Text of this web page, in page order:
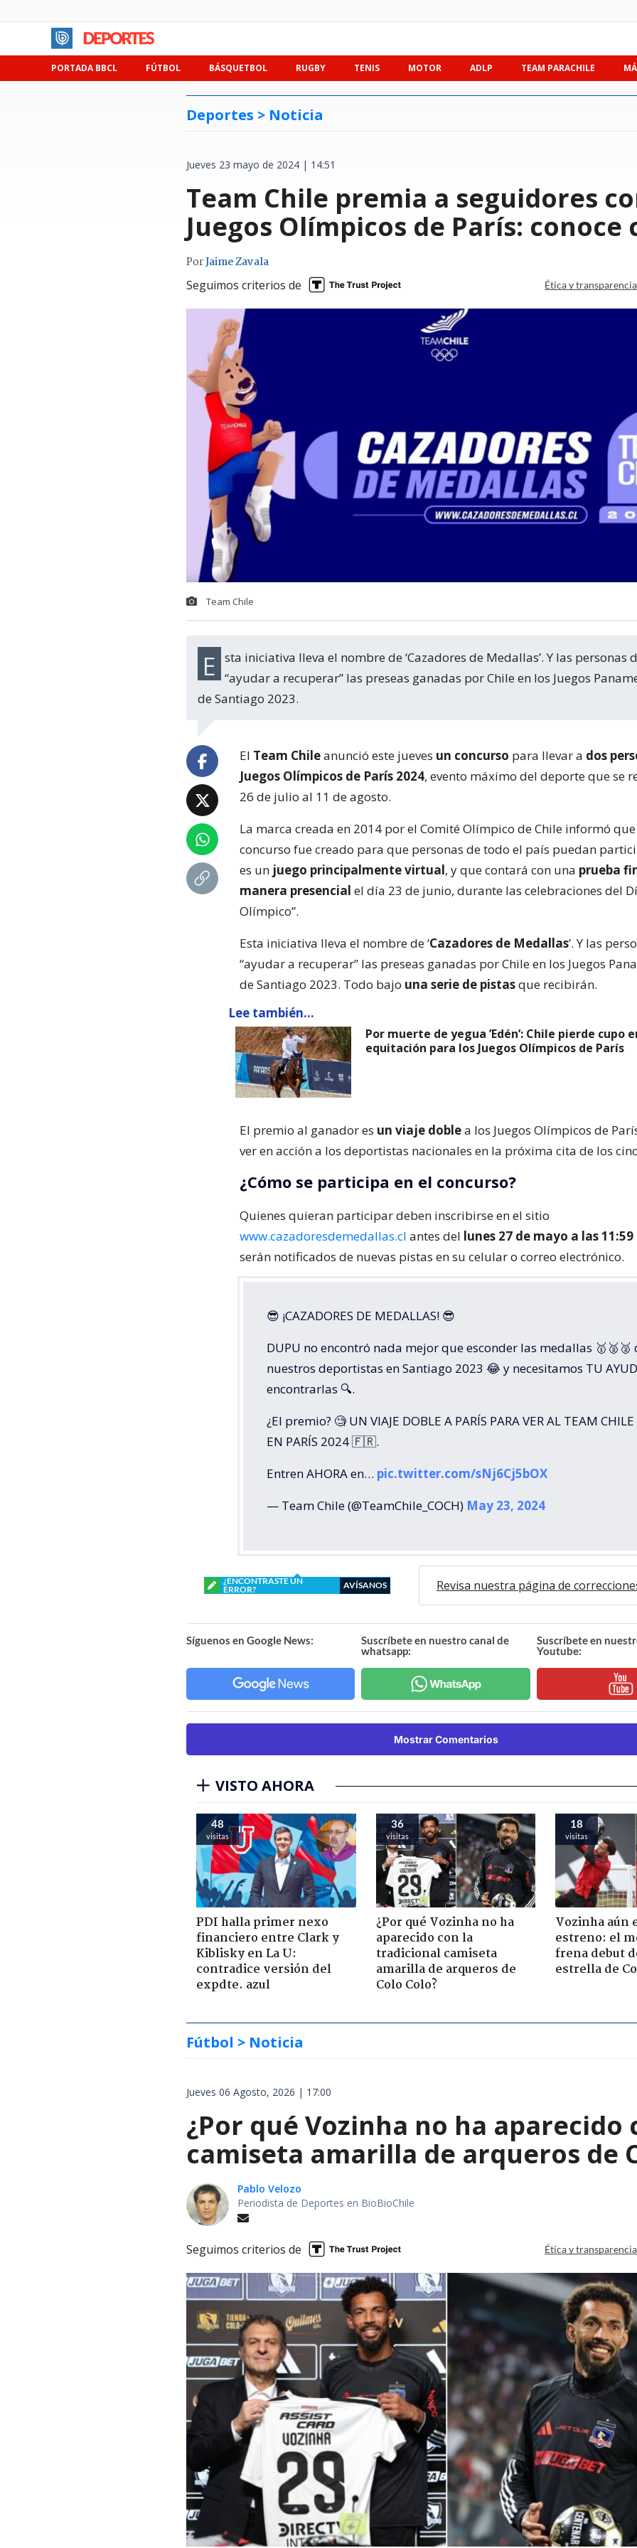
PORTADA BBCL FÚTBOL BÁSQUETBOL RUGBY TENIS MOTOR ADLP TEAM PARACHILE
Deportes > Noticia
Jueves 23 mayo de 2024 | 14:51
Team Chile premia a seguidores
Juegos Olímpicos de París:
PorJaime Zavala
Seguimos criterios de Ética y
Team Chile
Esta iniciativa lleva el nombre de ‘Cazadores de Medallas’. Y las personas deben
“ayudar a recuperar” las preseas ganadas por Chile en los Juegos
de Santiago 2023.
El Team Chileanunció este jueves un concurso para llevar a dos
Juegos Olímpicos de París 2024, evento máximo del deporte que se
26 de julio al 11 de agosto.
La marca creada en 2014 por el Comité Olímpico de Chile informó que
concurso fue creado para que personas de todo el país puedan
es un juego principalmente virtual, y que contará con una prueba
manera presencial el día 23 de junio, durante las celebraciones del
Olímpico”.
Esta iniciativa lleva el nombre de ‘Cazadores de Medallas’. Y las
“ayudar a recuperar” las preseas ganadas por Chile en los Juegos
de Santiago 2023. Todo bajo una serie de pistasque recibirán.
Lee también...
Por muerte de yegua ’Edén’: Chile pierde cupo
equitación para los Juegos Olímpicos de París
El premio al ganador es un viaje doblea los Juegos Olímpicos de
ver en acción a los deportistas nacionales en la próxima cita de los
¿Cómo se participa en el concurso?
Quienes quieran participar deben inscribirse en el sitio
www.cazadoresdemedallas.cl antes del lunes 27 de mayo a las
serán notificados de nuevas pistas en su celular o correo electrónico.
😎 ¡CAZADORES DE MEDALLAS! 😎
DUPU no encontró nada mejor que esconder las medallas 🥇🥈🥈
nuestros deportistas en Santiago 2023 😂 y necesitamos TU
encontrarlas 🔍.
¿El premio? 🧐 UN VIAJE DOBLE A PARÍS PARA VER AL TEAM
EN PARÍS 2024 🇫🇷.
Entren AHORA en… pic.twitter.com/sNj6Cj5bOX
— Team Chile (@TeamChile_COCH) May 23, 2024
¿ENCONTRASTE UN
ERROR?
AVÍSANOS Revisa nuestra página de
Síguenos en Google News:
Suscríbete en nuestro canal de
whatsapp:
Suscríbete en
Youtube:
Mostrar Comentarios
VISTO AHORA
48
visitas
PDI halla primer nexo
financiero entre Clark y
Kiblisky en La U:
contradice versión del
expdte. azul
36
visitas
¿Por qué Vozinha no ha
aparecido con la
tradicional camiseta
amarilla de arqueros de
Colo Colo?
18
visitas
Vozinha aún
estreno: el
frena debut
estrella de
Fútbol > Noticia
Jueves 06 Agosto, 2026 | 17:00
¿Por qué Vozinha no ha
camiseta amarilla de arqueros de
Pablo Velozo
Periodista de Deportes en BioBioChile
Seguimos criterios de Ética y